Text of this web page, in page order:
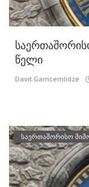
წელი
Davit.Gamcemlidze
საერთაშორისო